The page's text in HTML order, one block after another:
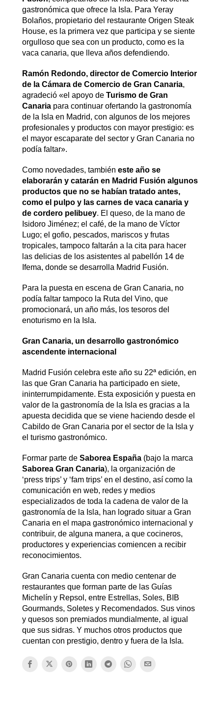
gastronómica que ofrece la Isla. Para Yeray
Bolaños, propietario del restaurante Origen Steak
House, es la primera vez que participa y se siente
orgulloso que sea con un producto, como es la
vaca canaria, que lleva años defendiendo.
Ramón Redondo, director de Comercio Interior
de la Cámara de Comercio de Gran Canaria,
agradeció «el apoyo de Turismo de Gran
Canariapara continuar ofertando la gastronomía
de la Isla en Madrid, con algunos de los mejores
profesionales y productos con mayor prestigio: es
el mayor escaparate del sector y Gran Canaria no
podía faltar».
Como novedades, también este año se
elaborarán y catarán en Madrid Fusión algunos
productos que no se habían tratado antes,
como el pulpo y las carnes de vaca canaria y
de cordero pelibuey. El queso, de la mano de
Isidoro Jiménez; el café, de la mano de Víctor
Lugo; el gofio, pescados, mariscos y frutas
tropicales, tampoco faltarán a la cita para hacer
las delicias de los asistentes al pabellón 14 de
Ifema, donde se desarrolla Madrid Fusión.
Para la puesta en escena de Gran Canaria, no
podía faltar tampoco la Ruta del Vino, que
promocionará, un año más, los tesoros del
enoturismo en la Isla.
Gran Canaria, un desarrollo gastronómico
ascendente internacional
Madrid Fusión celebra este año su 22ª edición, en
las que Gran Canaria ha participado en siete,
ininterrumpidamente. Esta exposición y puesta en
valor de la gastronomía de la Isla es gracias a la
apuesta decidida que se viene haciendo desde el
Cabildo de Gran Canaria por el sector de la Isla y
el turismo gastronómico.
Formar parte de Saborea España(bajo la marca
Saborea Gran Canaria), la organización de
‘press trips’ y ‘fam trips’ en el destino, así como la
comunicación en web, redes y medios
especializados de toda la cadena de valor de la
gastronomía de la Isla, han logrado situar a Gran
Canaria en el mapa gastronómico internacional y
contribuir, de alguna manera, a que cocineros,
productores y experiencias comiencen a recibir
reconocimientos.
Gran Canaria cuenta con medio centenar de
restaurantes que forman parte de las Guías
Michelín y Repsol, entre Estrellas, Soles, BIB
Gourmands, Soletes y Recomendados. Sus vinos
y quesos son premiados mundialmente, al igual
que sus sidras. Y muchos otros productos que
cuentan con prestigio, dentro y fuera de la Isla.